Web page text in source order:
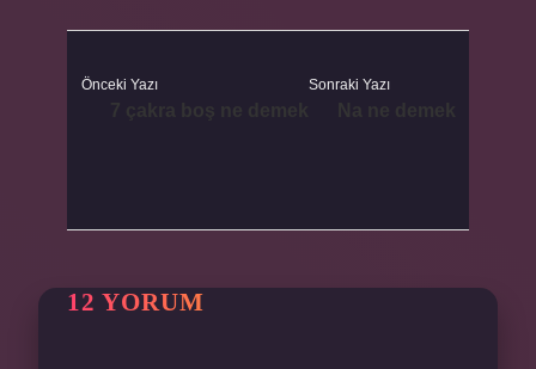
Önceki Yazı Sonraki Yazı
12 YORUM